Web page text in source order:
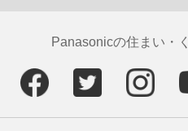
Panasonicの住まい・